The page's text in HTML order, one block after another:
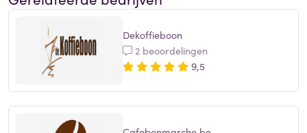
Dekoffieboon
2 beoordelingen
9,5